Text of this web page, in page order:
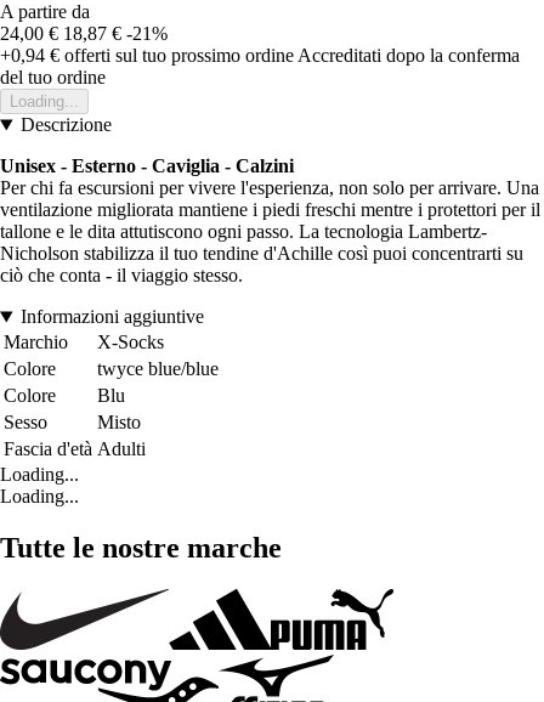
A partire da
24,00 € 18,87 € -21%
+0,94 € offerti sul tuo prossimo ordine Accreditati dopo la conferma
del tuo ordine
Loading...
Descrizione
Unisex - Esterno - Caviglia - Calzini
Per chi fa escursioni per vivere l'esperienza, non solo per arrivare. Una
ventilazione migliorata mantiene i piedi freschi mentre i protettori per il
tallone e le dita attutiscono ogni passo. La tecnologia Lambertz-
Nicholson stabilizza il tuo tendine d'Achille così puoi concentrarti su
ciò che conta - il viaggio stesso.
Informazioni aggiuntive
Marchio
X-Socks
Colore
twyce blue/blue
Colore
Blu
Sesso
Misto
Fascia d'età Adulti
Loading...
Loading...
Tutte le nostre marche